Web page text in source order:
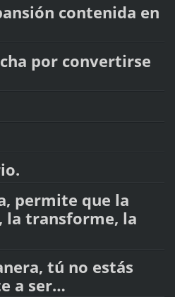
contenida en
por convertirse
permite que la
la transforme, la
tú no estás
a ser…